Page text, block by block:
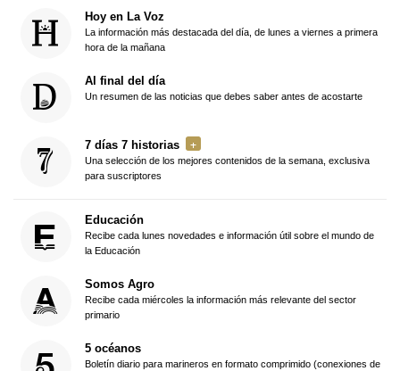
Hoy en La Voz
La información más destacada del día, de lunes a viernes a primera
hora de la mañana
Al final del día
Un resumen de las noticias que debes saber antes de acostarte
7 días 7 historias
Una selección de los mejores contenidos de la semana, exclusiva
para suscriptores
Educación
Recibe cada lunes novedades e información útil sobre el mundo de
la Educación
Somos Agro
Recibe cada miércoles la información más relevante del sector
primario
5 océanos
Boletín diario para marineros en formato comprimido (conexiones de